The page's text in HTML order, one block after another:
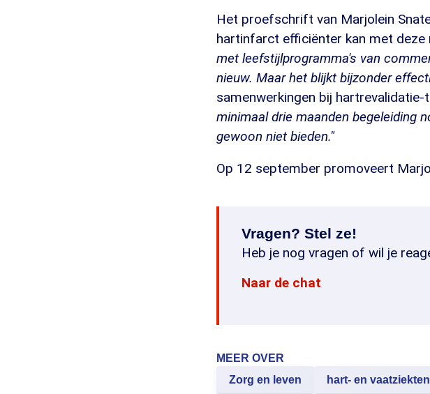
Het proefschrift van Marjolein
hartinfarct efficiënter kan met deze
met leefstijlprogramma's van
nieuw. Maar het blijkt bijzonder
samenwerkingen bij hartrevalidatie-
minimaal drie maanden begeleiding
gewoon niet bieden."
Op 12 september promoveert
Vragen? Stel ze!
Heb je nog vragen of wil je
Naar de chat
MEER OVER
Zorg en leven
hart- en vaatziekten